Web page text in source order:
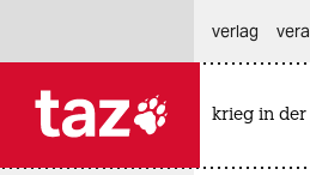
verlag
krieg in der